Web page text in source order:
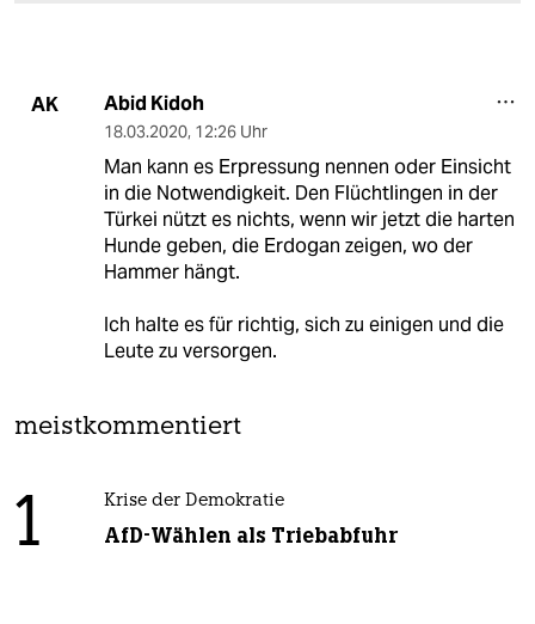
AK Abid Kidoh
18.03.2020, 12:26 Uhr
Man kann es Erpressung nennen oder Einsicht
in die Notwendigkeit. Den Flüchtlingen in der
Türkei nützt es nichts, wenn wir jetzt die harten
Hunde geben, die Erdogan zeigen, wo der
Hammer hängt.
Ich halte es für richtig, sich zu einigen und die
Leute zu versorgen.
meistkommentiert
1 Krise der Demokratie
AfD-Wählen als Triebabfuhr